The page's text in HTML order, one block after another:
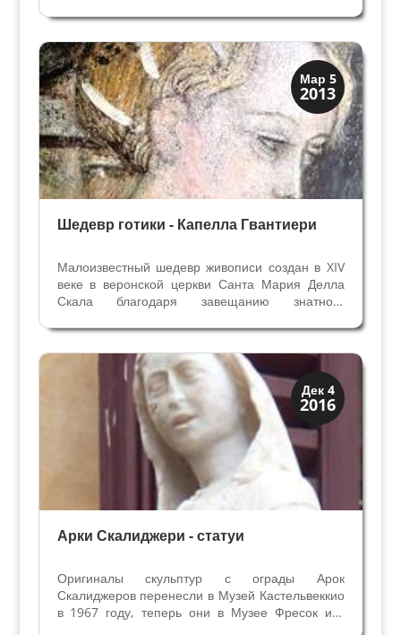
Это позволяет думать, что именно в это время
он работал над фресками для семьи
Пеллегрини, и что его...
Мар 5
2013
Верона
Средневековая
Шедевр готики - Капелла Гвантиери
Малоизвестный шедевр живописи создан в XIV
веке в веронской церкви Санта Мария Делла
Скала благодаря завещанию знатного
Европе после Библии - "Золотая Легенда"
вдохновила живописца из Вероны Джованни
Бадиле на работу. В...
Дек 4
2016
Верона и Падуя
Династии
Арки Скалиджери - статуи
Оригиналы скульптур с ограды Арок
Скалиджеров перенесли в Музей Кастельвеккио
в 1967 году, теперь они в Музее Фресок им.